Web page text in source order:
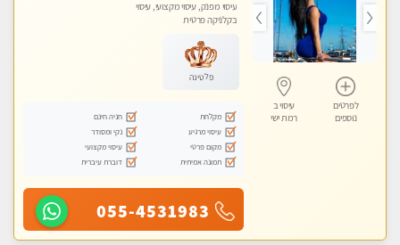
לפרטים
נוספים
עיסוי ב
רמת ישי
עיסוי מפנק, עיסוי מקצועי, עיסוי
בקלניקה פרטית
פלטינה
מקלחת
חניה חינם
עיסוי מרגיע
נקי ומסודר
מקום פרטי
עיסוי מקצועי
תמונה אמיתית
דוברת עיברית
055-4531983